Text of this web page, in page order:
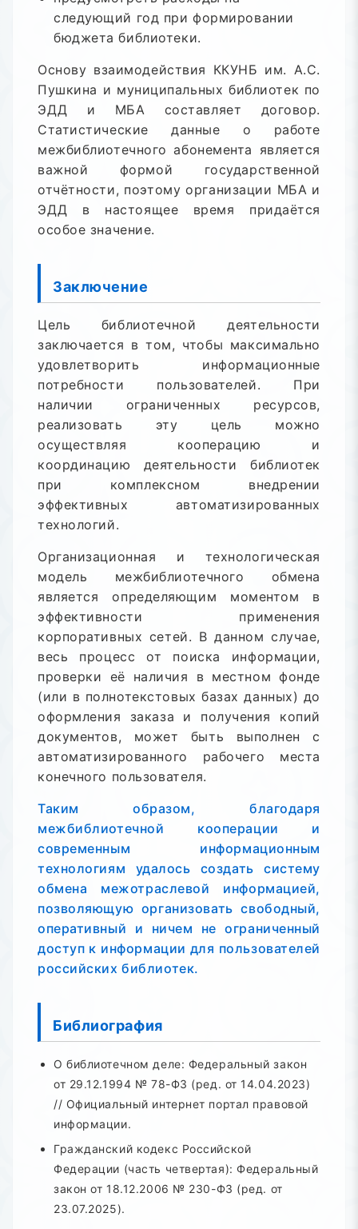
следующий год при формировании
бюджета библиотеки.
Основу взаимодействия ККУНБ им. А.С.
Пушкина и муниципальных библиотек по
ЭДД и МБА составляет договор.
Статистические данные о работе
межбиблиотечного абонемента является
важной формой государственной
отчётности, поэтому организации МБА и
ЭДД в настоящее время придаётся
особое значение.
Заключение
Цель библиотечной деятельности
заключается в том, чтобы максимально
удовлетворить информационные
потребности пользователей. При
наличии ограниченных ресурсов,
реализовать эту цель можно
осуществляя кооперацию и
координацию деятельности библиотек
при комплексном внедрении
эффективных автоматизированных
технологий.
Организационная и технологическая
модель межбиблиотечного обмена
является определяющим моментом в
эффективности применения
корпоративных сетей. В данном случае,
весь процесс от поиска информации,
проверки её наличия в местном фонде
(или в полнотекстовых базах данных) до
оформления заказа и получения копий
документов, может быть выполнен с
автоматизированного рабочего места
конечного пользователя.
Таким образом, благодаря
межбиблиотечной кооперации и
современным информационным
технологиям удалось создать систему
обмена межотраслевой информацией,
позволяющую организовать свободный,
оперативный и ничем не ограниченный
доступ к информации для пользователей
российских библиотек.
Библиография
О библиотечном деле: Федеральный закон
от 29.12.1994 № 78-ФЗ (ред. от 14.04.2023)
// Официальный интернет портал правовой
информации.
Гражданский кодекс Российской
Федерации (часть четвертая): Федеральный
закон от 18.12.2006 № 230-ФЗ (ред. от
23.07.2025).